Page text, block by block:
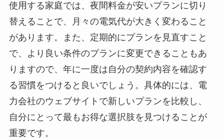
使用する家庭では、夜間料金が安いプランに切り
替えることで、月々の電気代が大きく変わること
があります。また、定期的にプランを見直すこと
で、より良い条件のプランに変更できることもあ
りますので、年に一度は自分の契約内容を確認す
る習慣をつけると良いでしょう。具体的には、電
力会社のウェブサイトで新しいプランを比較し、
自分にとって最もお得な選択肢を見つけることが
重要です。